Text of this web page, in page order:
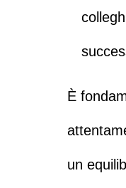
È
un